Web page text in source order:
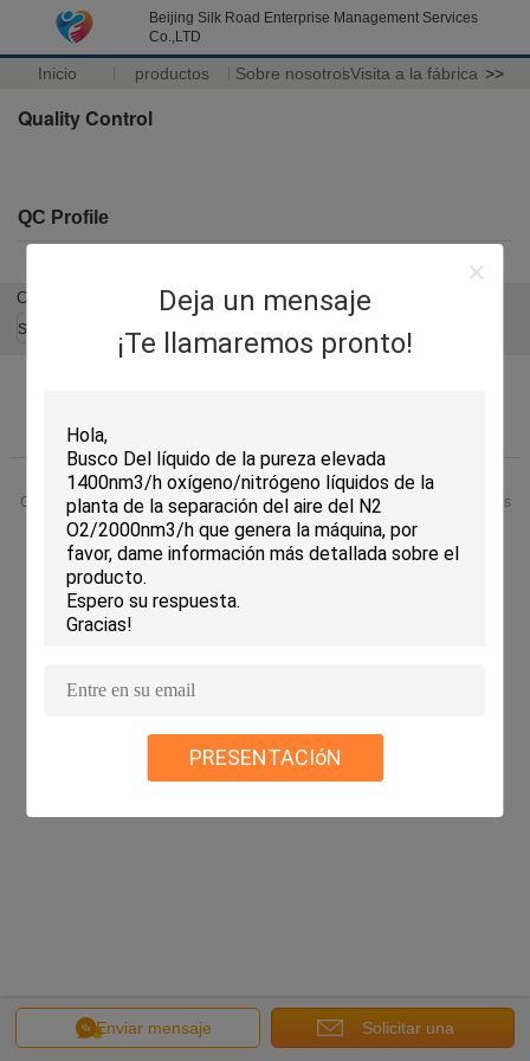
Beijing Silk Road Enterprise Management Services
Co.,LTD
Inicio productos Sobre nosotrosVisita a la fábrica >>
Deja un mensaje
¡Te llamaremos pronto!
PRESENTACIóN
Quality Control
QC Profile
Enviar mensaje Solicitar una
Cambie la lengua
Spanish
Inicio|Sobre nosotros
Visión de escritorio
Copyright © 2015 - 2025 Beijing Silk Road Enterprise Management Services
All rights reserved.